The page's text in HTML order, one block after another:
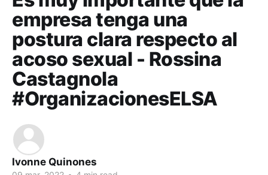
empresa tenga una
postura clara respecto al
acoso sexual - Rossina
Castagnola
#OrganizacionesELSA
Ivonne Quinones